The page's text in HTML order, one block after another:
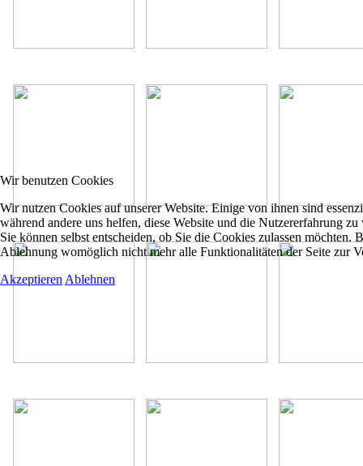
Wir benutzen Cookies
Wir nutzen Cookies auf unserer Website. Einige von ihnen sind
während andere uns helfen, diese Website und die Nutzererfahrung
Sie können selbst entscheiden, ob Sie die Cookies zulassen möchten.
Ablehnung womöglich nicht mehr alle Funktionalitäten der Seite zur
Akzeptieren Ablehnen